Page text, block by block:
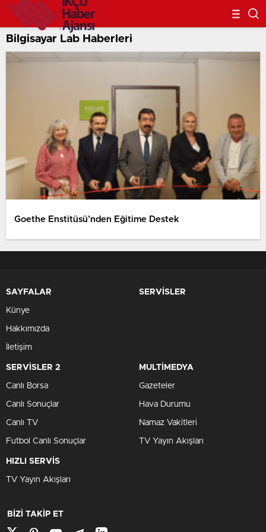
Bilgisayar Lab Haberleri
Goethe Enstitüsü’nden Eğitime Destek
SAYFALAR
Künye
Hakkımızda
İletişim
SERVİSLER
SERVİSLER 2
Canlı Borsa
Canlı Sonuçlar
Canlı TV
Futbol Canlı Sonuçlar
MULTİMEDYA
Gazeteler
Hava Durumu
Namaz Vakitleri
TV Yayın Akışları
HIZLI SERVİS
TV Yayın Akışları
BİZİ TAKİP ET